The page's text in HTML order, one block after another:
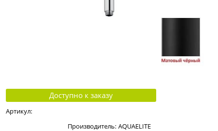
Доступно к заказу
Артикул:
Производитель: AQUAELITE